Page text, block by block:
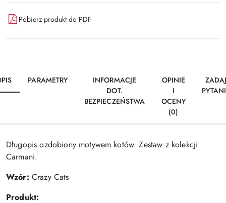
Pobierz produkt do PDF
PARAMETRY
INFORMACJE
DOT.
BEZPIECZEŃSTWA
OPINIE
I
OCENY
(0)
Długopis ozdobiony motywem kotów. Zestaw z kolekcji
Carmani.
Wzór: Crazy Cats
Produkt: